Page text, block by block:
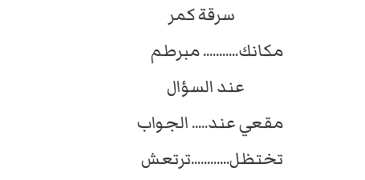
سرقة كمر
مكانك........... مبرطم
عند السؤال
مقعي عند..... الجواب
تختظل............ترتعش